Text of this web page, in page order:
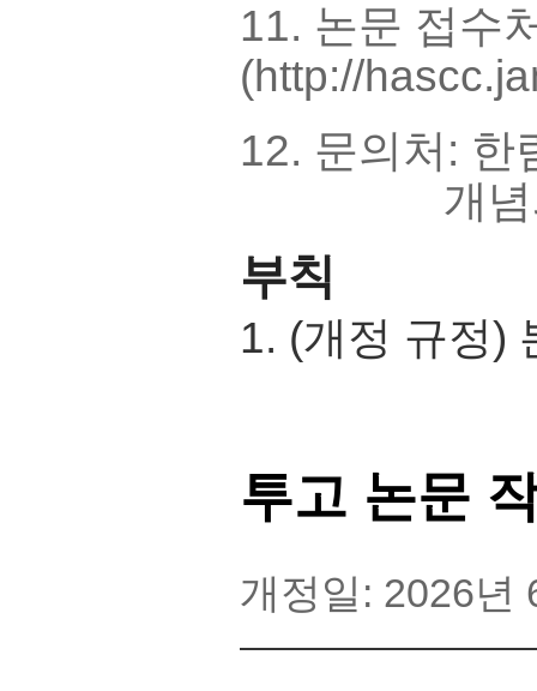
11. 논문 접수
(http://
12. 문의처: 한
개념과 소
부칙
1. (개정 규정)
투고 논문
개정일: 2026년